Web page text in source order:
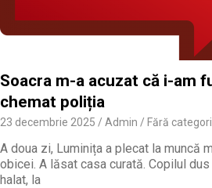
Soacra m-a acuzat că i-am
chemat poliția
23 decembrie 2025 Admin Fără
A doua zi, Luminița a plecat la muncă
obicei. A lăsat casa curată. Copilul
halat, la